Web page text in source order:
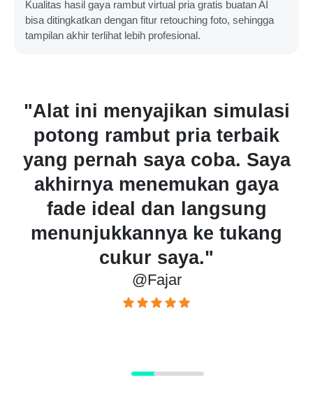
Kualitas hasil gaya rambut virtual pria gratis buatan AI
bisa ditingkatkan dengan fitur retouching foto, sehingga
tampilan akhir terlihat lebih profesional.
simulasi
pria terbaik
coba. Saya
gaya
langsung
ke tukang
"Generator
ini memberi
alternatif
tinggi. Saya
gaya potong
tidak cocok